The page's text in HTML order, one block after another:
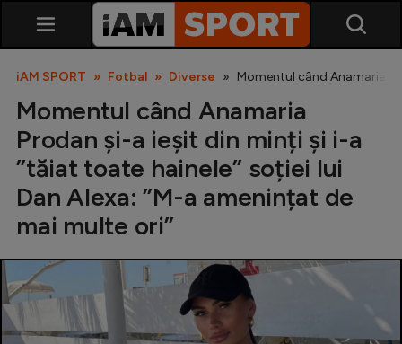
SuperLiga
Liga 2
Cupa României
Echipa Națională
iAM SPORT Fotbal Diverse Momentul când Anamaria
Momentul când Anamaria
Prodan și-a ieșit din minți și i-a
”tăiat toate hainele” soției lui
Dan Alexa: ”M-a amenințat de
mai multe ori”